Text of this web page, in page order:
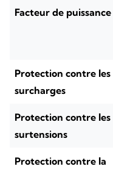
Facteur de puissance
Protection contre les
surcharges
Protection contre les
surtensions
Protection contre la